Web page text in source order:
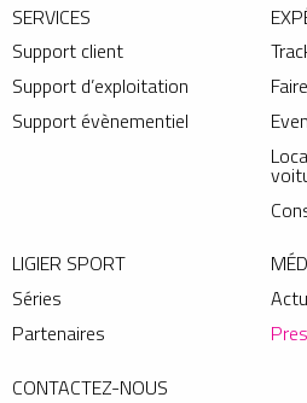
SERVICES
Support client
Support d’exploitation
Support évènementiel
LIGIER SPORT
Séries
Partenaires
CONTACTEZ-NOUS